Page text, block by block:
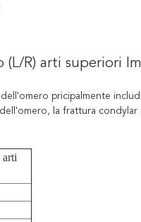
R) arti superiori
pricipalmente
la frattura
arti